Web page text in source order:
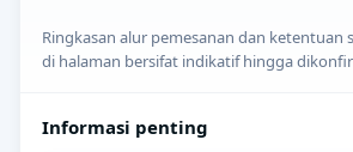
Ringkasan alur pemesanan dan ketentuan
di halaman bersifat indikatif hingga
Informasi penting